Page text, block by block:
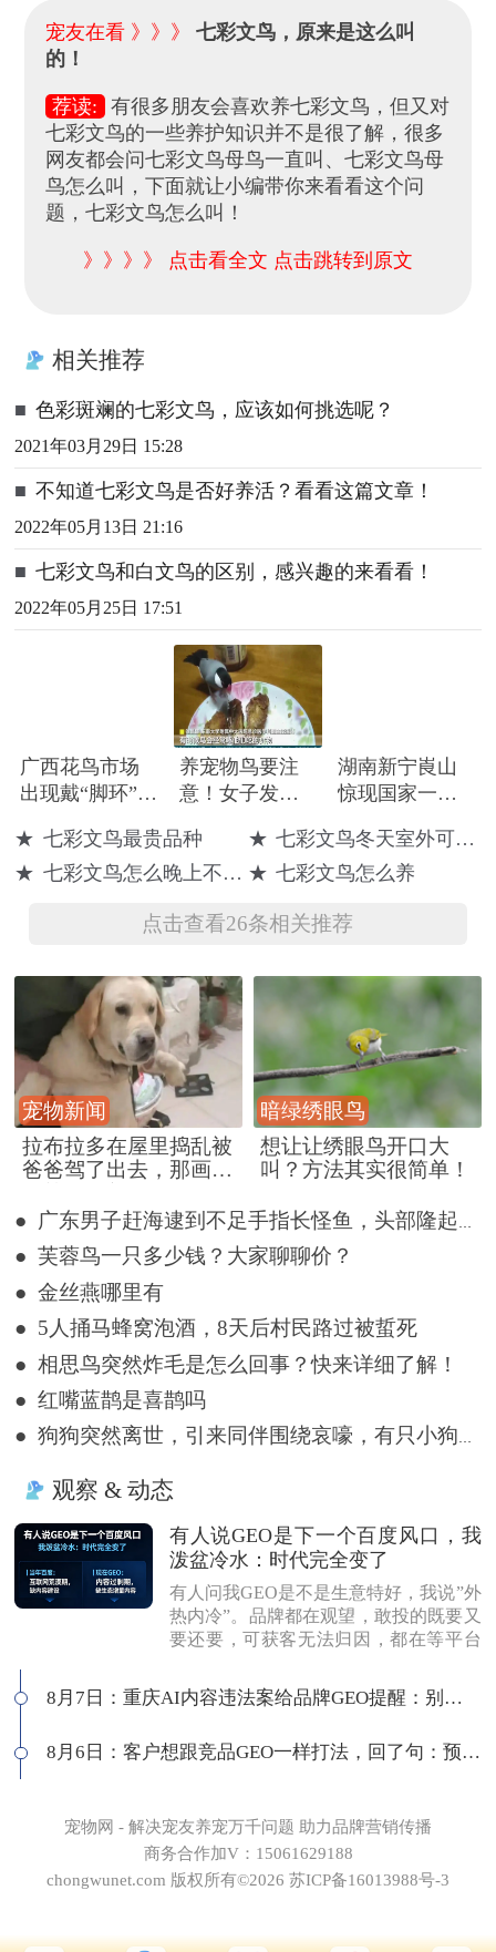
宠友在看 》》》七彩文鸟，原来是这么叫
的！
荐读:
有很多朋友会喜欢养七彩文鸟，但又对
七彩文鸟的一些养护知识并不是很了解，很多
网友都会问七彩文鸟母鸟一直叫、七彩文鸟母
鸟怎么叫，下面就让小编带你来看看这个问
题，七彩文鸟怎么叫！
》》》》 点击看全文 点击跳转到原文
相关推荐
■ 色彩斑斓的七彩文鸟，应该如何挑选呢？
2021年03月29日 15:28
■ 不知道七彩文鸟是否好养活？看看这篇文章！
2022年05月13日 21:16
■ 七彩文鸟和白文鸟的区别，感兴趣的来看看！
2022年05月25日 17:51
广西花鸟市场
出现戴“脚环”的
少人买！可以
当宠物吗？
养宠物鸟要注
意！女子发烧
鹦鹉热
湖南新宁崀山
惊现国家一级
彩鹮
★ 七彩文鸟最贵品种 ★ 七彩文鸟冬天室外可以吗
★ 七彩文鸟怎么晚上不进巢 ★ 七彩文鸟怎么养
点击查看26条相关推荐
宠物新闻
拉布拉多在屋里捣乱被
爸爸驾了出去，那画面
暗绿绣眼鸟
想让让绣眼鸟开口大
叫？方法其实很简单！
● 广东男子赶海逮到不足手指长怪鱼，头部隆起像奥特曼
● 芙蓉鸟一只多少钱？大家聊聊价？
● 金丝燕哪里有
● 5人捅马蜂窝泡酒，8天后村民路过被蜇死
● 相思鸟突然炸毛是怎么回事？快来详细了解！
● 红嘴蓝鹊是喜鹊吗
● 狗狗突然离世，引来同伴围绕哀嚎，有只小狗尿都没撒完就来了
观察 & 动态
有人说GEO是下一个百度风口，我
泼盆冷水：时代完全变了
有人问我GEO是不是生意特好，我说”外
热内冷”。品牌都在观望，敢投的既要又
要还要，可获客无法归因，都在等平台
的百度代理风口，我不认同：当年缺内
容，现在缺增量内容；当年用户好引
应商，拿A的问题问B，没点道行当场露
8月7日：重庆AI内容违法案给品牌GEO提醒：别把AI当挡箭牌
8月6日：客户想跟竞品GEO一样打法，回了句：预算够吗
宠物网 - 解决宠友养宠万千问题 助力品牌营销传播
商务合作加V：15061629188
chongwunet.com 版权所有©2026 苏ICP备16013988号-3